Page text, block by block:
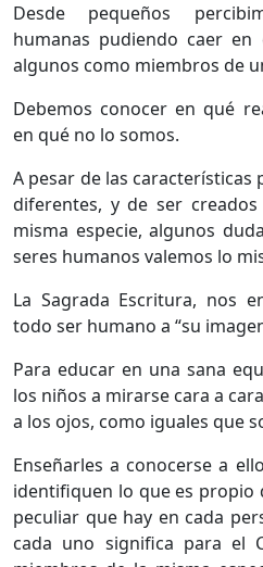
Desde pequeños
humanas pudiendo caer
algunos como miembros de
Debemos conocer en qué
en qué no lo somos.
A pesar de las características
diferentes, y de ser
misma especie, algunos
seres humanos valemos lo
La Sagrada Escritura, nos
todo ser humano a “su
Para educar en una sana
los niños a mirarse cara a
a los ojos, como iguales que
Enseñarles a conocerse a
identifiquen lo que es propio
peculiar que hay en cada
cada uno significa para el